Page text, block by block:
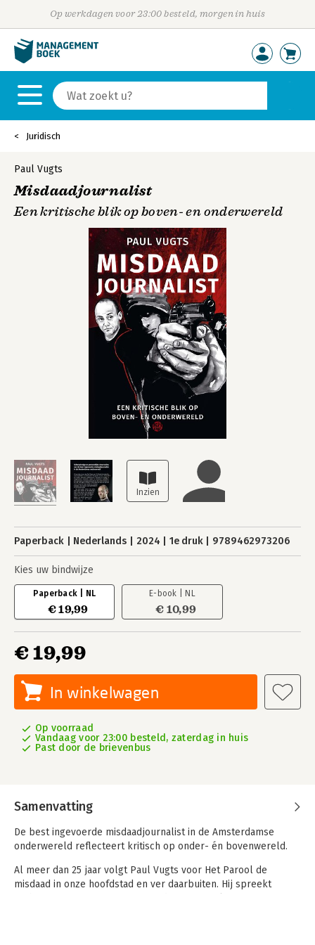
Op werkdagen voor 23:00 besteld, morgen in huis
Juridisch
Paul Vugts
Misdaadjournalist
Een kritische blik op boven- en onderwereld
Paperback Nederlands 2024 1e druk 9789462973206
Kies uw bindwijze
Paperback | NL
€ 19,99
E-book | NL
€ 10,99
€ 19,99
In winkelwagen
Op voorraad
Vandaag voor 23:00 besteld, zaterdag in huis
Past door de brievenbus
Samenvatting
De best ingevoerde misdaadjournalist in de Amsterdamse
onderwereld reflecteert kritisch op onder- én bovenwereld.
Al meer dan 25 jaar volgt Paul Vugts voor Het Parool de
misdaad in onze hoofdstad en ver daarbuiten. Hij spreekt